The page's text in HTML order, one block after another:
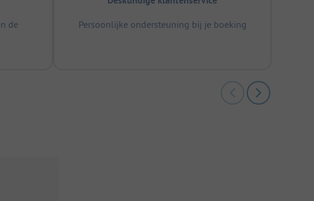
de
Persoonlijke ondersteuning bij je boeking